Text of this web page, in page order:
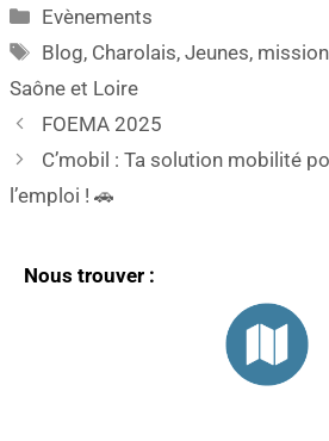
Evènements
Blog, Charolais,Jeunes,
Saône et Loire
FOEMA 2025
C’mobil : Ta solution mobilité
l’emploi ! 🚗
Nous trouver :